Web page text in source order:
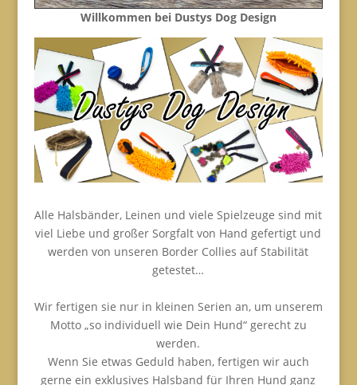
Willkommen bei Dustys Dog Design
Alle Halsbänder, Leinen und viele Spielzeuge sind mit
viel Liebe und großer Sorgfalt von Hand gefertigt und
werden von unseren Border Collies auf Stabilität
getestet…
Wir fertigen sie nur in kleinen Serien an, um unserem
Motto „so individuell wie Dein Hund“ gerecht zu
werden.
Wenn Sie etwas Geduld haben, fertigen wir auch
gerne ein exklusives Halsband für Ihren Hund ganz